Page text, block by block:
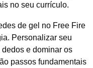
no seu currículo.
de gel no Free Fire
Personalizar seu
e dominar os
passos fundamentais